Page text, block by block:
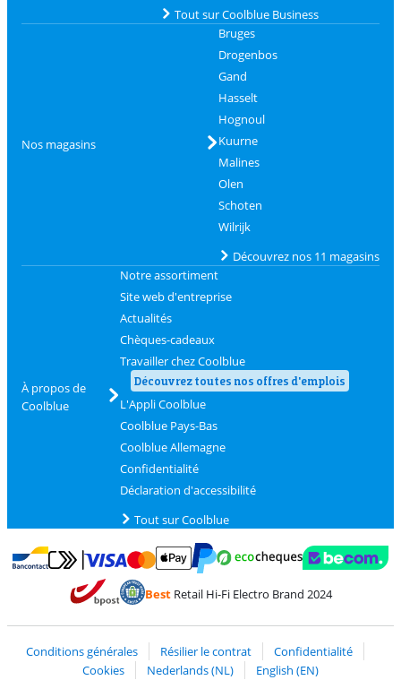
Tout sur Coolblue Business
Nos magasins
Bruges
Drogenbos
Gand
Hasselt
Hognoul
Kuurne
Malines
Olen
Schoten
Wilrijk
Découvrez nos 11 magasins
À propos de
Coolblue
Notre assortiment
Site web d'entreprise
Actualités
Chèques-cadeaux
Travailler chez Coolblue
Découvrez toutes nos offres d'emplois
L'Appli Coolblue
Coolblue Pays-Bas
Coolblue Allemagne
Confidentialité
Déclaration d'accessibilité
Tout sur Coolblue
Payer avec Bancontact
Payer avec MasterCard et Visa via ClickToPay
Payer avec PayPal
BestRetail Hi-Fi Electro Brand 2024
Conditions générales Résilier le contrat
Confidentialité
Cookies
Nederlands (NL)
English (EN)